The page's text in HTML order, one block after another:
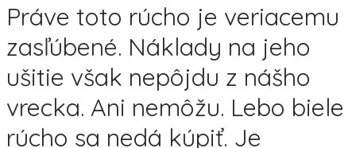
Práve toto rúcho je veriacemu
zasľúbené. Náklady na jeho
ušitie však nepôjdu z nášho
vrecka. Ani nemôžu. Lebo biele
rúcho sa nedá kúpiť. Je